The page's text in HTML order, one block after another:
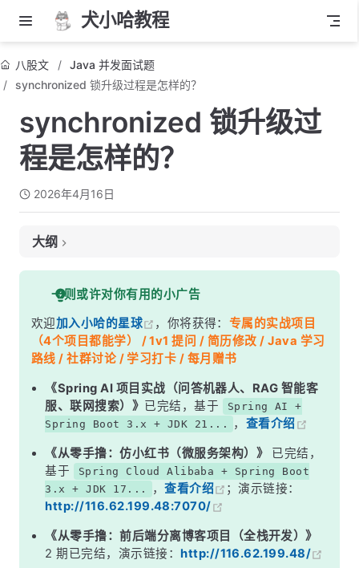
犬小哈教程
八股文
Java 并发面试题
synchronized 锁升级过程是怎样的？
synchronized 锁升级过
程是怎样的？
2026年4月16日
大纲
面试考察点
核心答案
深度解析
一、对象头与 Mark Word
二、锁升级完整流程
三、为什么锁只升不降？
五、JDK 15 废弃偏向锁
面试高频追问
记忆口诀
一则或许对你有用的小广告
欢迎加入小哈的星球 ，你将获得： 专属的实战项目
（4个项目都能学） / 1v1 提问 / 简历修改 / Java 学习
路线 / 社群讨论 / 学习打卡 / 每月赠书
《Spring AI 项目实战（问答机器人、RAG 智能客
服、联网搜索）》 已完结，基于
Spring AI +
Spring Boot 3.x + JDK 21...
， 查看介绍
《从零手撸：仿小红书（微服务架构）》
已完结，
基于
Spring Cloud Alibaba + Spring Boot
3.x + JDK 17...
，查看介绍
；演示链接：
http://116.62.199.48:7070/
《从零手撸：前后端分离博客项目（全栈开发）》
2 期已完结，演示链接：http://116.62.199.48/